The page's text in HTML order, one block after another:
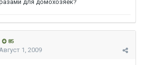
для домохозяек?
85
1, 2009